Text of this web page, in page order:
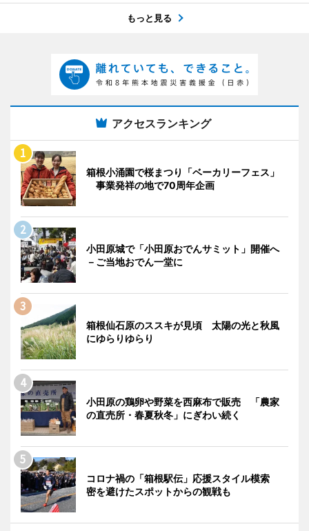
もっと見る
アクセスランキング
箱根小涌園で桜まつり「ベーカリーフェス」
事業発祥の地で70周年企画
小田原城で「小田原おでんサミット」開催へ
－ご当地おでん一堂に
箱根仙石原のススキが見頃 太陽の光と秋風
にゆらりゆらり
小田原の鶏卵や野菜を西麻布で販売 「農家
の直売所・春夏秋冬」にぎわい続く
コロナ禍の「箱根駅伝」応援スタイル模索
密を避けたスポットからの観戦も